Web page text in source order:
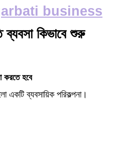
business
ব্যবসা কিভাবে শুরু
করতে হবে
ব্যবসায়িক পরিকল্পনা।